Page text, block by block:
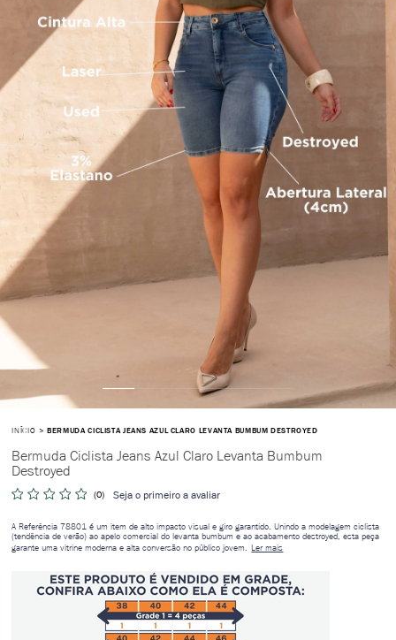
INÍCIO BERMUDA CICLISTA JEANS AZUL CLARO LEVANTA BUMBUM DESTROYED
Bermuda Ciclista Jeans Azul Claro Levanta Bumbum
Destroyed
(0) Seja o primeiro a avaliar
A Referência 78801 é um item de alto impacto visual e giro garantido. Unindo a modelagem ciclista
(tendência de verão) ao apelo comercial do levanta bumbum e ao acabamento destroyed, esta peça
garante uma vitrine moderna e alta conversão no público jovem.
Ler mais